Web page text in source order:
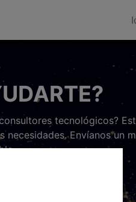
tecnológicos?
Envíanos un